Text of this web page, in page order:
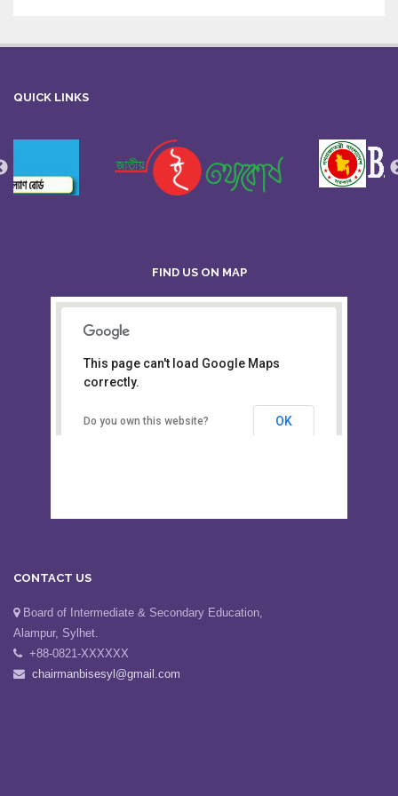
QUICK LINKS
FIND US ON MAP
Board of Intermediate &
Secondary Education, Alampur,
This page can't load Google Maps
correctly.
Do you own this website? OK
CONTACT US
Board of Intermediate & Secondary Education,
Alampur, Sylhet.
+88-0821-XXXXXX
chairmanbisesyl@gmail.com